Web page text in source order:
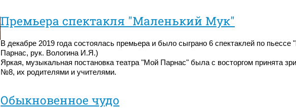
Премьера спектакля "Маленький Мук"
В декабре 2019 года состоялась премьера и было сыграно 6 спектаклей по
Парнас, рук. Вологина И.Я.)
Яркая, музыкальная постановка театра "Мой Парнас" была с восторгом принята
№8, их родителями и учителями.
Обыкновенное чудо